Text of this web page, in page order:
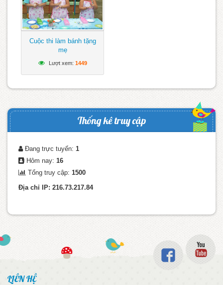
Cuộc thi làm bánh tặng
mẹ
Lượt xem: 1449
Thống kê truy cập
Đang trực tuyến: 1
Hôm nay: 16
Tổng truy cập: 1500
Địa chỉ IP: 216.73.217.84
LIÊN HỆ